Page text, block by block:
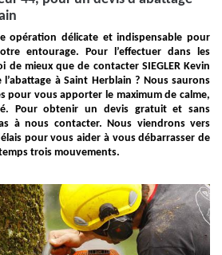
opération délicate et indispensable pour
entourage. Pour l’effectuer dans les
mieux que de contacter SIEGLER Kevin
à Saint Herblain ? Nous saurons
pour vous apporter le maximum de calme,
Pour obtenir un devis gratuit et sans
à nous contacter. Nous viendrons vers
pour vous aider à vous débarrasser de
trois mouvements.